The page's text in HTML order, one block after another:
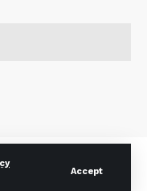
Accept
Reserved.